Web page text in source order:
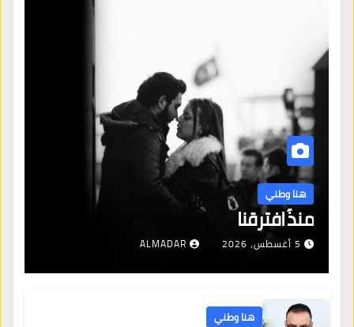
هنا وطني
منذُ افترقنا
5 أغسطس، 2026 ALMADAR
هنا وطني